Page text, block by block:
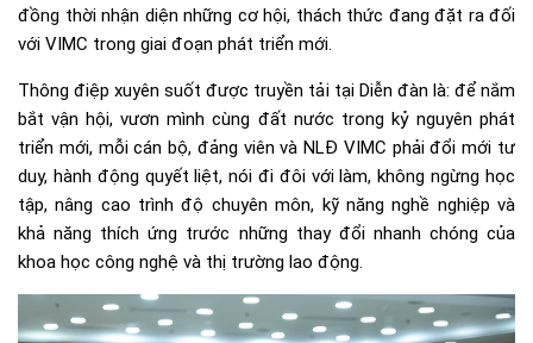
đồng thời nhận diện những cơ hội, thách thức đang đặt ra đối
với VIMC trong giai đoạn phát triển mới.
Thông điệp xuyên suốt được truyền tải tại Diễn đàn là: để nắm
bắt vận hội, vươn mình cùng đất nước trong kỷ nguyên phát
triển mới, mỗi cán bộ, đảng viên và NLĐ VIMC phải đổi mới tư
duy, hành động quyết liệt, nói đi đôi với làm, không ngừng học
tập, nâng cao trình độ chuyên môn, kỹ năng nghề nghiệp và
khả năng thích ứng trước những thay đổi nhanh chóng của
khoa học công nghệ và thị trường lao động.